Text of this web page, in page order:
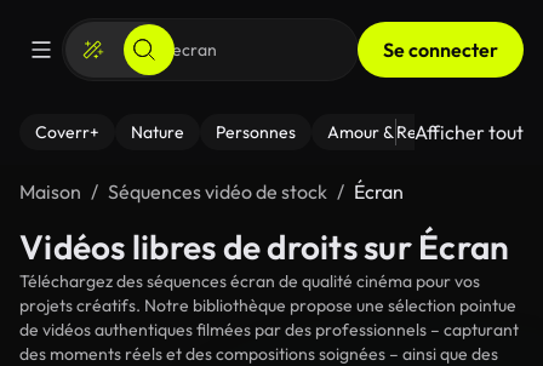
Se connecter
Coverr+ Nature Personnes Amour & Relations Le
Afficher tout
Maison Séquences vidéo de stock Écran
Vidéos libres de droits sur Écran
Téléchargez des séquences écran de qualité cinéma pour vos
projets créatifs. Notre bibliothèque propose une sélection pointue
de vidéos authentiques filmées par des professionnels – capturant
des moments réels et des compositions soignées – ainsi que des